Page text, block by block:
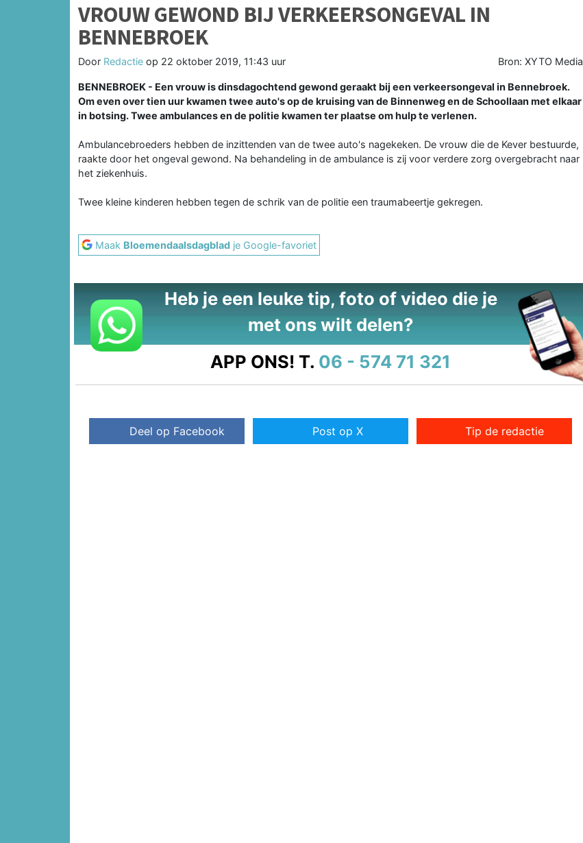
VROUW GEWOND BIJ VERKEERSONGEVAL IN
BENNEBROEK
Door Redactie op 22 oktober 2019, 11:43 uur Bron: XYTO Media
BENNEBROEK - Een vrouw is dinsdagochtend gewond geraakt bij een verkeersongeval in Bennebroek.
Om even over tien uur kwamen twee auto's op de kruising van de Binnenweg en de Schoollaan met elkaar
in botsing. Twee ambulances en de politie kwamen ter plaatse om hulp te verlenen.
Ambulancebroeders hebben de inzittenden van de twee auto's nagekeken. De vrouw die de Kever bestuurde,
raakte door het ongeval gewond. Na behandeling in de ambulance is zij voor verdere zorg overgebracht naar
het ziekenhuis.
Twee kleine kinderen hebben tegen de schrik van de politie een traumabeertje gekregen.
Maak Bloemendaalsdagblad je Google-favoriet
Heb je een leuke tip, foto of video die je
met ons wilt delen?
APP ONS! T. 06 - 574 71 321
Deel op Facebook Post op X Tip de redactie